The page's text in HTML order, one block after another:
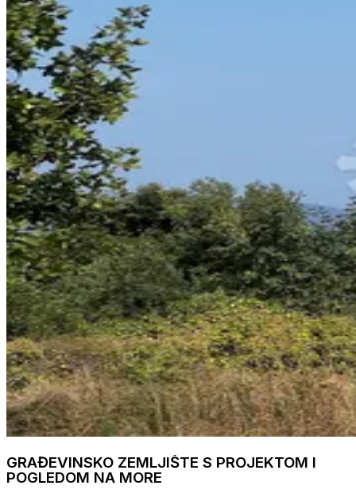
GRAĐEVINSKO ZEMLJIŠTE S PROJEKTOM I
POGLEDOM NA MORE